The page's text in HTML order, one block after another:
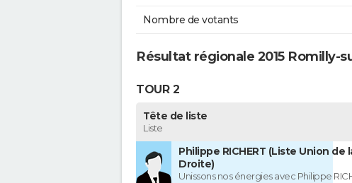
Nombre de votants
Résultat régionale 2015 Romilly-
TOUR 2
Tête de liste
Liste
Philippe RICHERT (Liste Union de
Droite)
Unissons nos énergies avec Philippe